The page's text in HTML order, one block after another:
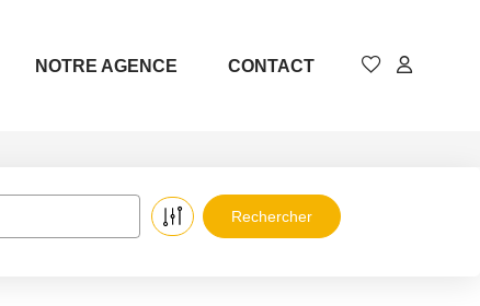
NOTRE AGENCE CONTACT